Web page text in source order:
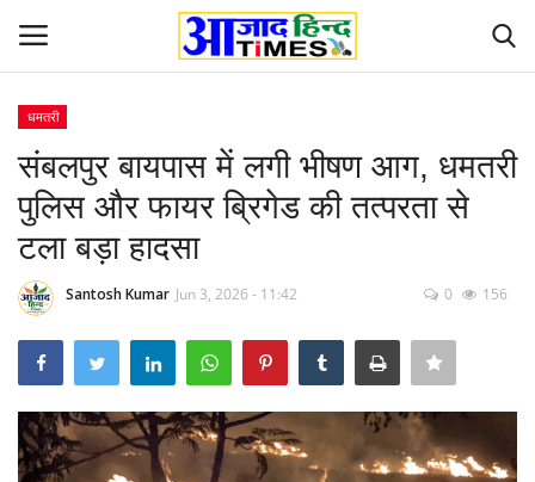
Home
Contact
छत्तीसगढ़ राज्य
धमतरी
संबलपुर बायपास में लगी भीषण आग, धमतरी
पुलिस और फायर ब्रिगेड की तत्परता से
टला बड़ा हादसा
Santosh Kumar Jun 3, 2026 - 11:42 0 156